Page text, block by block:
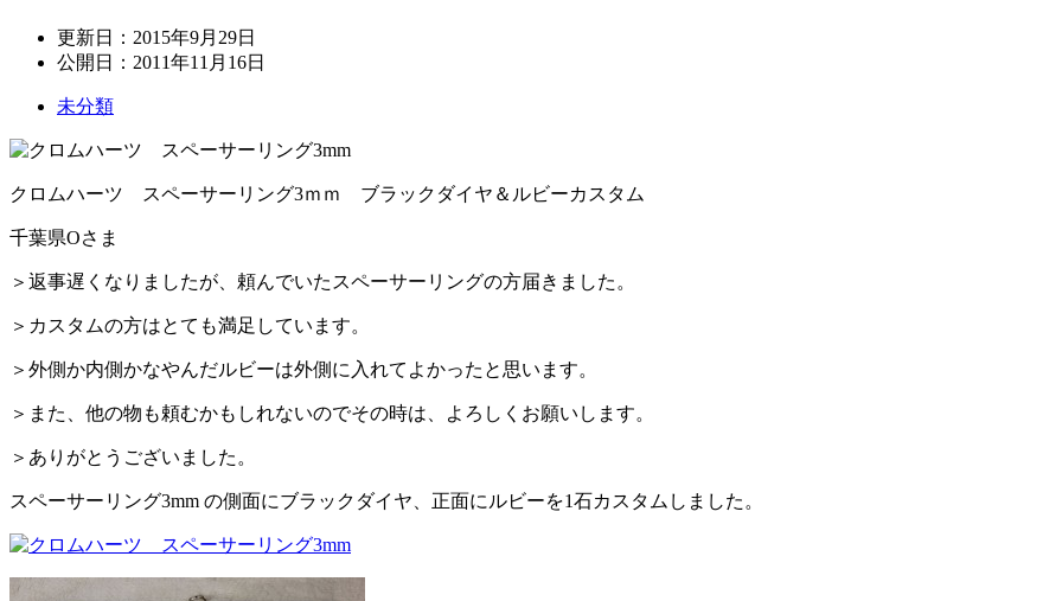
更新日： 2015年9月29日
公開日： 2011年11月16日
未分類
クロムハーツ スペーサーリング3ｍｍ ブラックダイヤ＆ルビーカスタム
千葉県Oさま
＞返事遅くなりましたが、頼んでいたスペーサーリングの方届きました。
＞カスタムの方はとても満足しています。
＞外側か内側かなやんだルビーは外側に入れてよかったと思います。
＞また、他の物も頼むかもしれないのでその時は、よろしくお願いします。
＞ありがとうございました。
スペーサーリング3mm の側面にブラックダイヤ、正面にルビーを1石カスタムしました。